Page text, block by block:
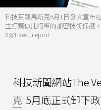
科技巨頭馬斯克6月1日發文宣布
主打類似比特幣的加密技術保護
X@Exec_report
科技新聞網站The
克 5月底正式卸下